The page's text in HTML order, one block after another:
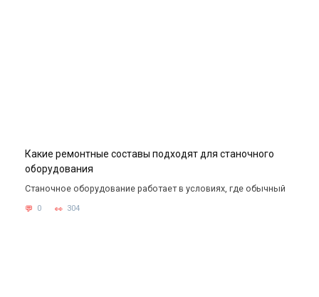
Какие ремонтные составы подходят для станочного
оборудования
Станочное оборудование работает в условиях, где обычный
0 304